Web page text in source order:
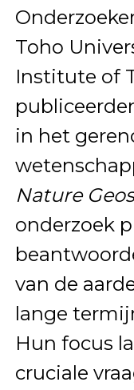
Toho
Institute of
in het
Nature
onderzoek
van de
lange
Hun focus
cruciale